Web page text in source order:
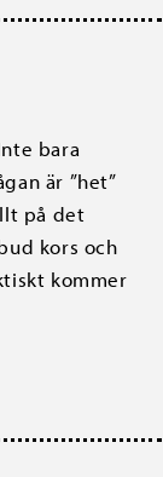
bara
är ”het”
på det
kors och
kommer